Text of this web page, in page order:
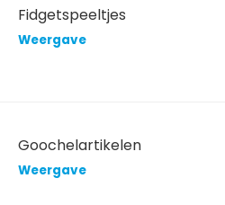
Fidgetspeeltjes
Weergave
Goochelartikelen
Weergave